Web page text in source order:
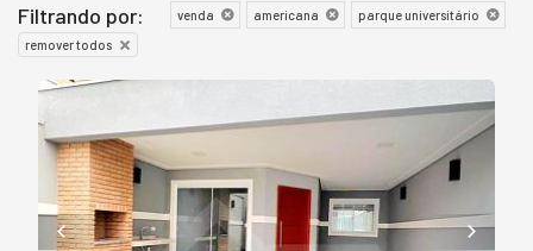
Filtrando por: venda americana
parque universitário
remover todos